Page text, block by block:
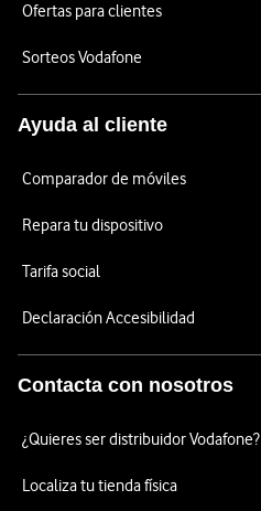
Ofertas para clientes
Sorteos Vodafone
Ayuda al cliente
Comparador de móviles
Repara tu dispositivo
Tarifa social
Declaración Accesibilidad
Contacta con nosotros
¿Quieres ser distribuidor Vodafone?
Localiza tu tienda física